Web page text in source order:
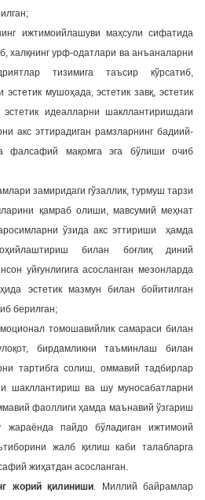
ижтимоийлашуви маҳсули сифатида
халқнинг урф-одатлари ва анъаналарни
тизимига таъсир кўрсатиб,
мушоҳада, эстетик завқ, эстетик
идеалларни шакллантиришдаги
акс эттирадиган рамзларнинг бадиий-
фалсафий мақомга эга бўлиши очиб
замиридаги гўзаллик, турмуш тарзи
қамраб олиши, мавсумий меҳнат
ўзида акс эттириши ҳамда
билан боғлиқ диний
уйғунлигига асосланган мезонларда
эстетик мазмун билан бойитилган
берилган;
томошавийлик самараси билан
бирдамликни таъминлаш билан
тартибга солиш, оммавий тадбирлар
шакллантириш ва шу муносабатларни
фаоллиги ҳамда маънавий ўзгариш
пайдо бўладиган ижтимоий
жалб қилиш каби талабларга
жиҳатдан асосланган.
жорий қилиниши. Миллий байрамлар